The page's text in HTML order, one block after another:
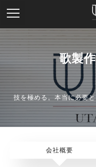
歌製
技を極める。本当に必要
会社概要